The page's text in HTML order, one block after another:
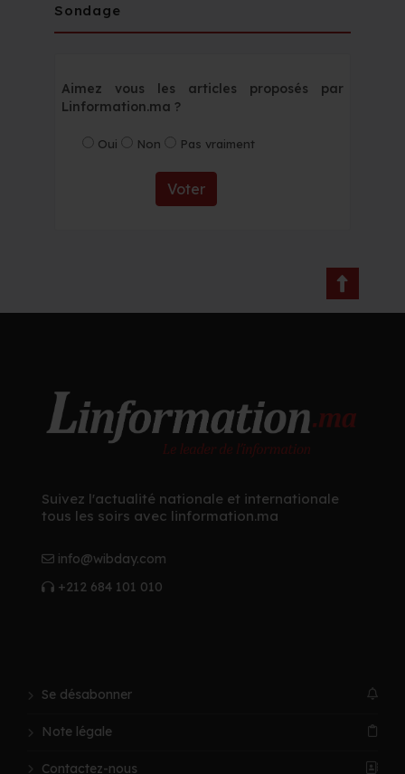
Sondage
Aimez vous les articles proposés par
Linformation.ma ?
Oui Non Pas vraiment
Voter
Suivez l'actualité nationale et internationale
tous les soirs avec linformation.ma
info@wibday.com
+212 684 101 010
Se désabonner
Note légale
Contactez-nous